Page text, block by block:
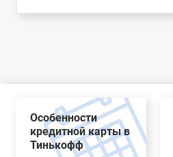
Особенности
кредитной карты в
Тинькофф